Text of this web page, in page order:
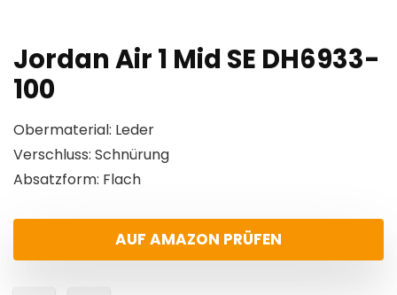
Jordan Air 1 Mid SE DH6933-
100
Obermaterial: Leder
Verschluss: Schnürung
Absatzform: Flach
AUF AMAZON PRÜFEN